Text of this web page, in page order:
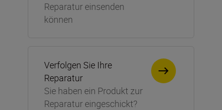
Reparatur einsenden
können
Verfolgen Sie Ihre
Reparatur
Sie haben ein Produkt zur
Reparatur eingeschickt?